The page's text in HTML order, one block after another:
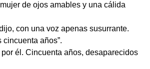
de ojos amables y una cálida
con una voz apenas susurrante.
​​cincuenta años”.
él. Cincuenta años, desaparecidos